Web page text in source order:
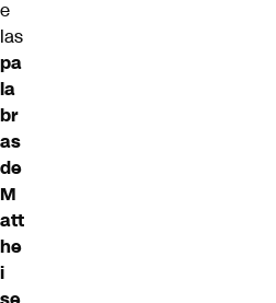
e
las
pa
la
br
as
de
M
att
he
i